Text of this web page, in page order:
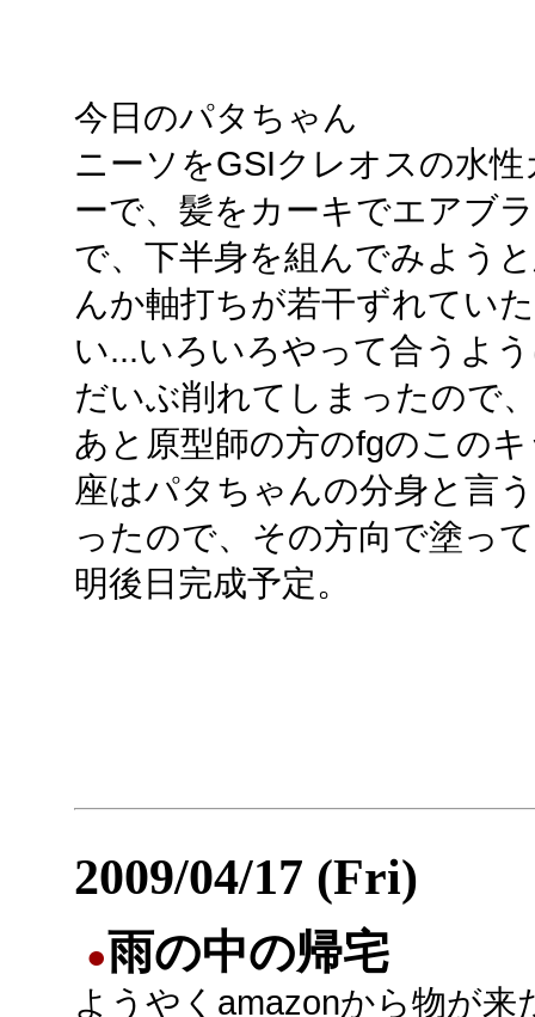
今日のパタちゃん
ニーソをGSIクレオスの水
ーで、髪をカーキでエアブ
で、下半身を組んでみよう
んか軸打ちが若干ずれてい
い...いろいろやって合うよ
だいぶ削れてしまったので
あと原型師の方のfgのこの
座はパタちゃんの分身と言
ったので、その方向で塗っ
明後日完成予定。
2009/04/17 (Fri)
●雨の中の帰宅
ようやくamazonから物が来